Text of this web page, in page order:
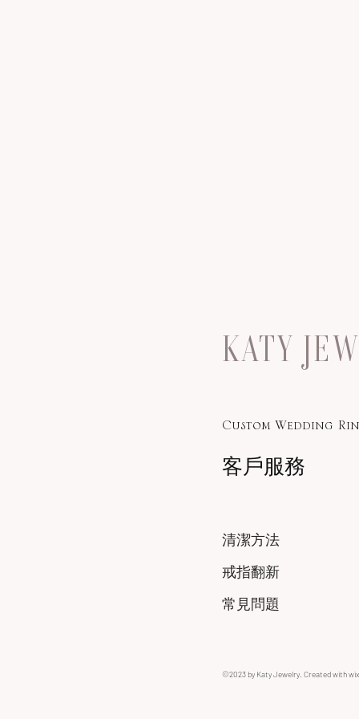
KATY
Custom Wedding
客戶服務
清潔方法
戒指翻新
常見問題
©2023 by Katy Jewelry. Created with